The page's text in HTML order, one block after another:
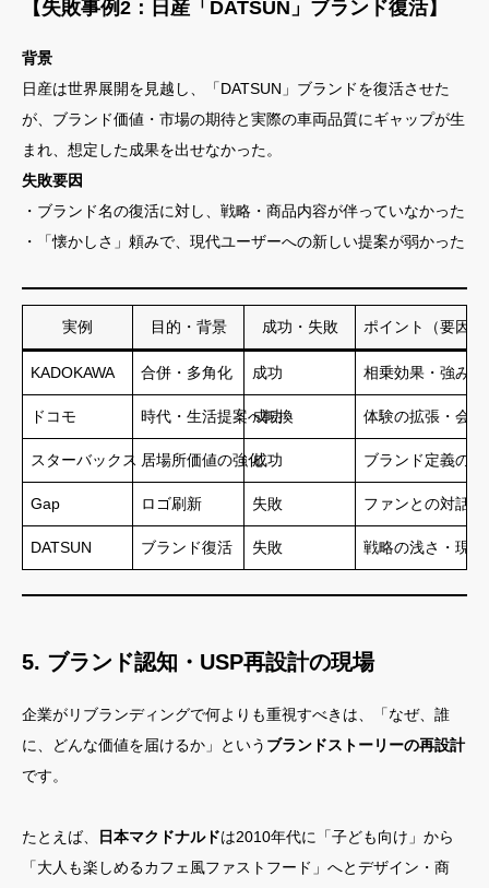
【失敗事例2：日産「DATSUN」ブランド復活】
背景
日産は世界展開を見越し、「DATSUN」ブランドを復活させた
が、ブランド価値・市場の期待と実際の車両品質にギャップが生
まれ、想定した成果を出せなかった。
失敗要因
・ブランド名の復活に対し、戦略・商品内容が伴っていなかった
・「懐かしさ」頼みで、現代ユーザーへの新しい提案が弱かった
実例 目的・背景 成功・失敗 ポイント（要因）
KADOKAWA 合併・多角化 成功 相乗効果・強み
ドコモ 時代・生活提案へ転換
成功 体験の拡張・会
スターバックス 居場所価値の強化成功 ブランド定義の
Gap ロゴ刷新 失敗 ファンとの対話
DATSUN ブランド復活 失敗 戦略の浅さ・現
5. ブランド認知・USP再設計の現場
企業がリブランディングで何よりも重視すべきは、「なぜ、誰
に、どんな価値を届けるか」という ブランドストーリーの再設計
です。
たとえば、 日本マクドナルドは2010年代に「子ども向け」から
「大人も楽しめるカフェ風ファストフード」へとデザイン・商